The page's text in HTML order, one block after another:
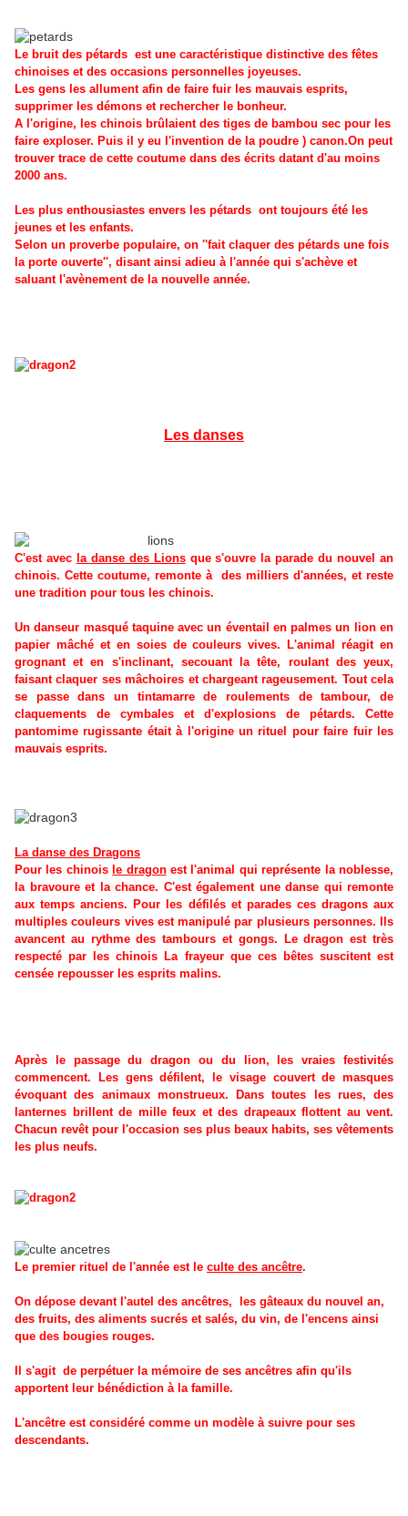
Le bruit des pétards est une caractéristique distinctive des fêtes
chinoises et des occasions personnelles joyeuses.
Les gens les allument afin de faire fuir les mauvais esprits,
supprimer les démons et rechercher le bonheur.
A l'origine, les chinois brûlaient des tiges de bambou sec pour les
faire exploser. Puis il y eu l'invention de la poudre ) canon.On peut
trouver trace de cette coutume dans des écrits datant d'au moins
2000 ans.
Les plus enthousiastes envers les pétards ont toujours été les
jeunes et les enfants.
Selon un proverbe populaire, on ''fait claquer des pétards une fois
la porte ouverte'', disant ainsi adieu à l'année qui s'achève et
saluant l'avènement de la nouvelle année.
Les danses
C'est avec la danse des Lionsque s'ouvre la parade du nouvel an
chinois. Cette coutume, remonte à des milliers d'années, et reste
une tradition pour tous les chinois.
Un danseur masqué taquine avec un éventail en palmes un lion en
papier mâché et en soies de couleurs vives. L'animal réagit en
grognant et en s'inclinant, secouant la tête, roulant des yeux,
faisant claquer ses mâchoires et chargeant rageusement. Tout cela
se passe dans un tintamarre de roulements de tambour, de
claquements de cymbales et d'explosions de pétards. Cette
pantomime rugissante était à l'origine un rituel pour faire fuir les
mauvais esprits.
La danse des Dragons
Pour les chinoisle dragonest l'animal qui représente la noblesse,
la bravoure et la chance. C'est également une danse qui remonte
aux temps anciens. Pour les défilés et parades ces dragons aux
multiples couleurs vives est manipulé par plusieurs personnes. Ils
avancent au rythme des tambours et gongs. Le dragon est très
respecté par les chinois La frayeur que ces bêtes suscitent est
censée repousser les esprits malins.
Après le passage du dragon ou du lion, les vraies festivités
commencent. Les gens défilent, le visage couvert de masques
évoquant des animaux monstrueux. Dans toutes les rues, des
lanternes brillent de mille feux et des drapeaux flottent au vent.
Chacun revêt pour l'occasion ses plus beaux habits, ses vêtements
les plus neufs.
Le premier rituel de l'année est le culte des ancêtre.
On dépose devant l'autel des ancêtres, les gâteaux du nouvel an,
des fruits, des aliments sucrés et salés, du vin, de l'encens ainsi
que des bougies rouges.
Il s'agit de perpétuer la mémoire de ses ancêtres afin qu'ils
apportent leur bénédiction à la famille.
L'ancêtre est considéré comme un modèle à suivre pour ses
descendants.